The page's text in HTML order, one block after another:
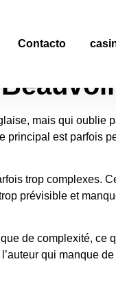
Contacto
mais qui
est parfois
trop complexes.
prévisible et
de complexité,
qui manque